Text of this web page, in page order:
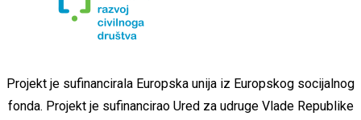
Projekt je sufinancirala Europska unija iz Europskog socijalnog
fonda. Projekt je sufinancirao Ured za udruge Vlade Republike